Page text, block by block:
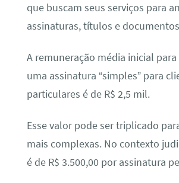
que buscam seus serviços para
assinaturas, títulos e
A remuneração média inicial para
uma assinatura “simples” para
particulares é de R$ 2,5 mil.
Esse valor pode ser triplicado
mais complexas. No contexto
é de R$ 3.500,00 por assinatura